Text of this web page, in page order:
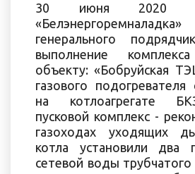
30 июня 2020
генерального
выполнение
объекту: «Бобруйская
газового
на котлоагрегате
пусковой комплекс -
газоходах уходящих
котла установили два
сетевой воды